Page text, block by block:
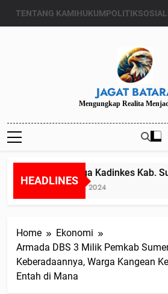
TENTANG KAMIHUKUMPOLITIKSOSIAL
JAGAT
Mengungkap Realita
HEADLINES
Diduga Kadinkes Kab.
Juli 24, 2024
Home
Ekonomi
Armada DBS 3 Milik Pemkab
Keberadaannya, Warga Kangean
Entah di Mana